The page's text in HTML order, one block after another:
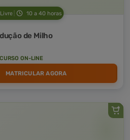
10 a 40 horas
de Milho
CURSO ON-LINE
MATRICULAR AGORA